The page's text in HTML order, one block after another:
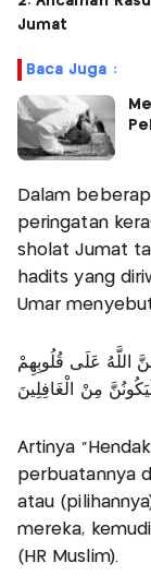
Jumat
Baca Juga :
Dalam
peringatan
sholat Jumat
hadits yang
Umar
اللَّهُ عَلَى قُلُوبِهِمْ
Artinya
perbuatannya
atau
mereka,
(HR Muslim).